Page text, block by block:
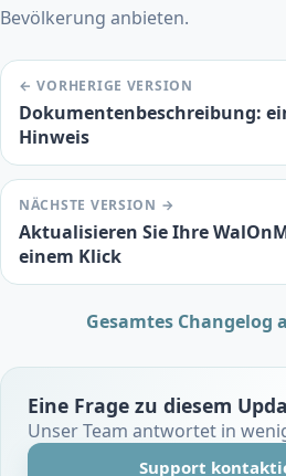
Bevölkerung anbieten.
← VORHERIGE VERSION
Dokumentenbeschreibung:
Hinweis
NÄCHSTE VERSION →
Aktualisieren Sie Ihre
einem Klick
Gesamtes Changelog
Eine Frage zu diesem
Unser Team antwortet in
Support